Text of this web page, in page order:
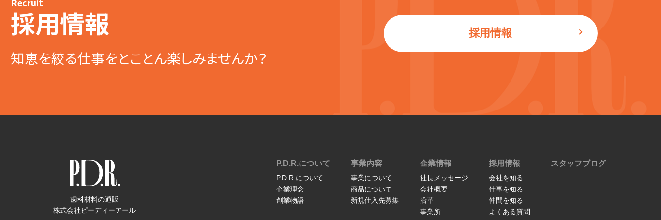
採用情報
知恵を絞る仕事をとことん楽しみませんか？
採用情報
歯科材料の通販
株式会社ピーディーアール
P.D.R.について
P.D.R.について
企業理念
創業物語
事業内容
事業について
商品について
新規仕入先募集
企業情報
社長メッセージ
会社概要
沿革
事業所
採用情報
会社を知る
仕事を知る
仲間を知る
よくある質問
スタッフブログ